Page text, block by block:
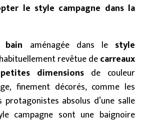
le style campagne dans la
aménagée dans le style
revêtue decarreaux
dimensions de couleur
finement décorés, comme les
protagonistes absolus d’une salle
campagne sont une baignoire